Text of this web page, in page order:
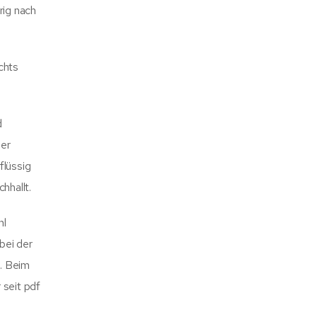
nach
der
Beim
seit pdf